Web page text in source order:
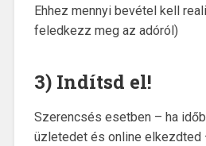
Ehhez mennyi bevétel kell
feledkezz meg az adóról)
3) Indítsd el!
Szerencsés esetben – ha
üzletedet és online elkezdted